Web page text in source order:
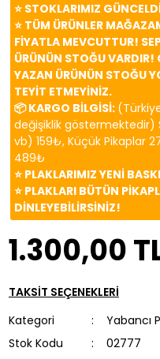
⭐️ STOKLARIMIZ
⭐️ TÜM ÜRÜNLER
FİYATLA MEVCUTTUR!
ÜRÜNÜN STOĞU VARDIR!
YAZAN ÜRÜNÜN STOĞU
TEYİT ETMEYİNİZ.
📦 KARGO BİLGİSİ:
değişiklik göstermektedir)
vb) 159₺, Küçük Pikaplar
489₺
⭐️ PLAKLARIMIZ YENİ
⭐️ PLAKLARI BÜTÜN
DİNLEYEBİLİRSİNİZ!
1.300,00
TAKSİT SEÇENEKLERİ
Kategori
Yabancı
Stok Kodu
02777